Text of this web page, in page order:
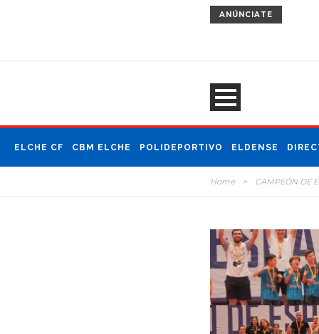
ANÚNCIATE
ELCHE CF CBM ELCHE POLIDEPORTIVO ELDENSE
Home > CAMPEÓN DE